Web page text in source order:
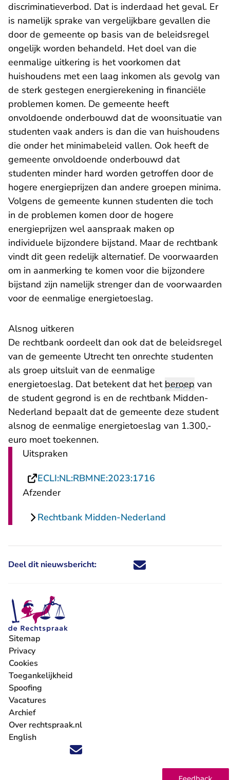
discriminatieverbod. Dat is inderdaad het geval. Er
is namelijk sprake van vergelijkbare gevallen die
door de gemeente op basis van de beleidsregel
ongelijk worden behandeld. Het doel van die
eenmalige uitkering is het voorkomen dat
huishoudens met een laag inkomen als gevolg van
de sterk gestegen energierekening in financiële
problemen komen. De gemeente heeft
onvoldoende onderbouwd dat de woonsituatie van
studenten vaak anders is dan die van huishoudens
die onder het minimabeleid vallen. Ook heeft de
gemeente onvoldoende onderbouwd dat
studenten minder hard worden getroffen door de
hogere energieprijzen dan andere groepen minima.
Volgens de gemeente kunnen studenten die toch
in de problemen komen door de hogere
energieprijzen wel aanspraak maken op
individuele bijzondere bijstand. Maar de rechtbank
vindt dit geen redelijk alternatief. De voorwaarden
om in aanmerking te komen voor die bijzondere
bijstand zijn namelijk strenger dan de voorwaarden
voor de eenmalige energietoeslag.
Alsnog uitkeren
De rechtbank oordeelt dan ook dat de beleidsregel
van de gemeente Utrecht ten onrechte studenten
als groep uitsluit van de eenmalige
energietoeslag. Dat betekent dat hetberoep van
de student gegrond is en de rechtbank Midden-
Nederland bepaalt dat de gemeente deze student
alsnog de eenmalige energietoeslag van 1.300,-
euro moet toekennen.
Uitspraken
ECLI:NL:RBMNE:2023:1716
Afzender
Rechtbank Midden-Nederland
Deel dit nieuwsbericht: Deel dit nieuwsbericht via X -
Deel dit nieuwsbericht via
Deel dit nieuwsbericht
Deel dit
Volg ons op X (Twitter) - U verlaat Rechtspraak.nl
Volg ons op Facebook - U verlaat Rechtspraak.nl
Volg ons op Instagram - U verlaat Rechtspraak.nl
Volg ons op Youtube - U verlaat Rechtspraak.nl
Volg ons op LinkedIn - U verlaat
'Blijf op de hoogte' nieuwsbrief - U verlaat
Sitemap
Privacy
Cookies
Toegankelijkheid
Spoofing
Vacatures
- U verlaat Rechtspraak.nl
Archief
Over rechtspraak.nl
English